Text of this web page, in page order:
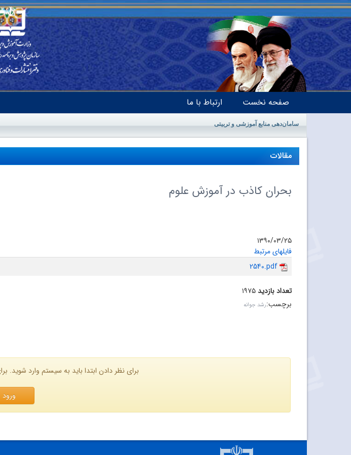
صفحه نخست ارتباط با ما
سامان‌دهی منابع آموزشی و تربیتی
مقالات
بحران کاذب در آموزش علوم
۱۳۹۰/۰۳/۲۵
فایلهای مرتبط
2540.pdf
تعداد بازدید۱۹۷۵
برچسب:رشد جوانه
برای نظر دادن ابتدا باید به سیستم وارد شوید.
ورود